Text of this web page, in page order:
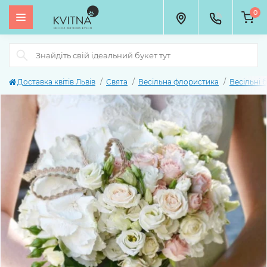
0
Доставка квітів Львів Свята Весільна флористика Весільні